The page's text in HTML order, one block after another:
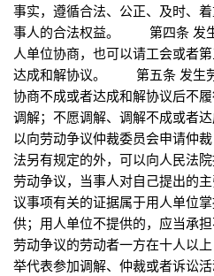
事实，遵循合法、公正、及时、
事人的合法权益。 第四条 发生
人单位协商，也可以请工会或者
达成和解协议。 第五条 发生劳
协商不成或者达成和解协议后不
调解；不愿调解、调解不成或者
以向劳动争议仲裁委员会申请仲
法另有规定的外，可以向人民
劳动争议，当事人对自己提出的
议事项有关的证据属于用人单位
供；用人单位不提供的，应当
劳动争议的劳动者一方在十人以
举代表参加调解、仲裁或者诉